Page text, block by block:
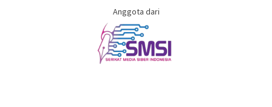
Anggota dari